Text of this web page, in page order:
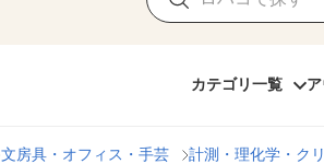
カテゴリ一覧
文房具・オフィス・手芸 計測・理化学・ク